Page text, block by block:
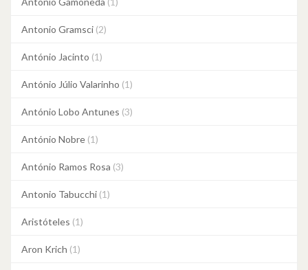
Antonio Gramsci (2)
António Jacinto (1)
António Júlio Valarinho (1)
António Lobo Antunes (3)
António Nobre (1)
António Ramos Rosa (3)
Antonio Tabucchi (1)
Aristóteles (1)
Aron Krich (1)